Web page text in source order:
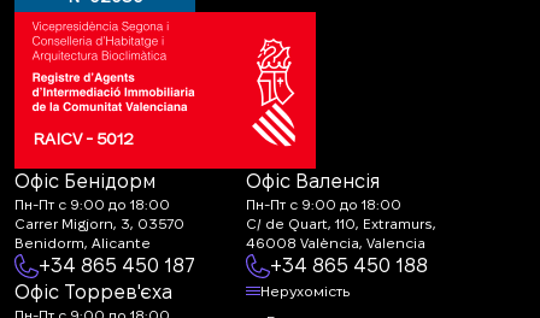
RAICV - 5012
Офіс Бенідорм
Пн-Пт с 9:00 до 18:00
Carrer Migjorn, 3, 03570
Benidorm, Alicante
+34 865 450 187
Офіс Валенсія
Пн-Пт с 9:00 до 18:00
C/ de Quart, 110, Extramurs,
46008 València, Valencia
+34 865 450 188
Офіс Торрев'єха
Нерухомість